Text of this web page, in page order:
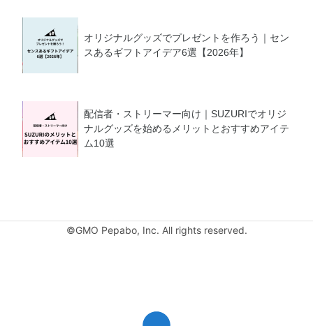
オリジナルグッズでプレゼントを作ろう｜セン
スあるギフトアイデア6選【2026年】
配信者・ストリーマー向け｜SUZURIでオリジ
ナルグッズを始めるメリットとおすすめアイテ
ム10選
©GMO Pepabo, Inc. All rights reserved.